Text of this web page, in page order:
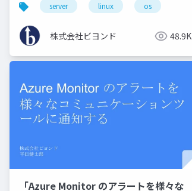
server linux os
株式会社ビヨンド 48.9K
「Azure Monitor のアラートを様々な